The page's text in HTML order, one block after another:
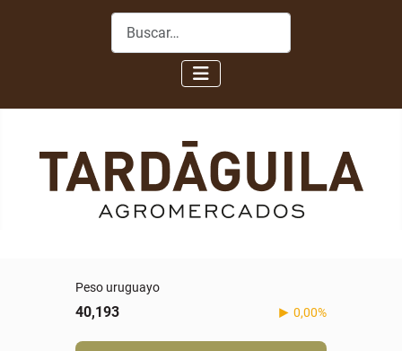
Buscar
Peso uruguayo
40,193 0,00%